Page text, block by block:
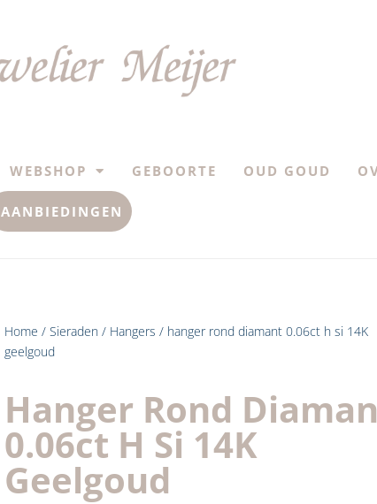
WEBSHOP GEBOORTE OUD GOUD
AANBIEDINGEN
Home / Sieraden / Hangers / hanger rond diamant 0.06ct h si 14K
geelgoud
Hanger Rond
0.06ct H Si 14K
Geelgoud